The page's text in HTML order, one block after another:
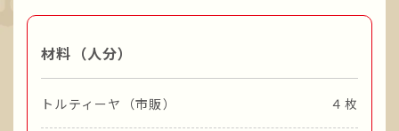
材料（人分）
トルティーヤ（市販） ４枚